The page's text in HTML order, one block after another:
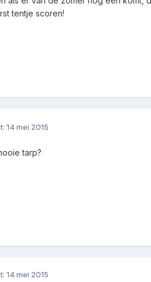
tentje scoren!
14 mei 2015
tarp?
14 mei 2015